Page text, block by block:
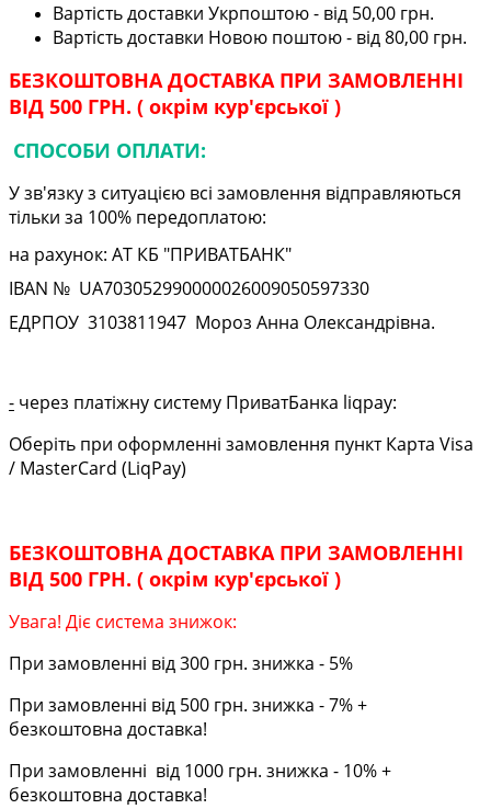
Вартість доставки Укрпоштою - від 50,00 грн.
Вартість доставки Новою поштою - від 80,00 грн.
БЕЗКОШТОВНА ДОСТАВКА ПРИ ЗАМОВЛЕННІ
ВІД 500 ГРН. ( окрім кур'єрської )
СПОСОБИ ОПЛАТИ:
У зв'язку з ситуацією всі замовлення відправляються
тільки за 100% передоплатою:
на рахунок: АТ КБ "ПРИВАТБАНК"
IBAN № UA703052990000026009050597330
ЕДРПОУ 3103811947 Мороз Анна Олександрівна.
- через платіжну систему ПриватБанка liqpay:
Оберіть при оформленні замовлення пункт Карта Visa
/ MasterCard (LiqPay)
БЕЗКОШТОВНА ДОСТАВКА ПРИ ЗАМОВЛЕННІ
ВІД 500 ГРН. ( окрім кур'єрської )
Увага! Діє система знижок:
При замовленні від 300 грн. знижка - 5%
При замовленні від 500 грн. знижка - 7% +
безкоштовна доставка!
При замовленні від 1000 грн. знижка - 10% +
безкоштовна доставка!